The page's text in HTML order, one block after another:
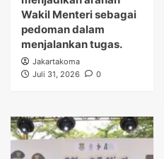
Wakil Menteri sebagai
pedoman dalam
menjalankan tugas.
Jakartakoma
Juli 31, 2026
0